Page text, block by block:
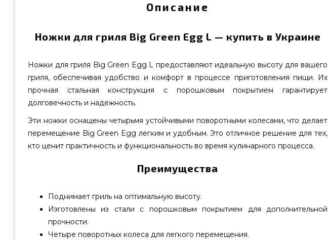
Описание
Ножки для гриля Big Green Egg L — купить в Украине
Ножки для гриля Big Green Egg L предоставляют идеальную высоту для вашего
гриля, обеспечивая удобство и комфорт в процессе приготовления пищи. Их
прочная стальная конструкция с порошковым покрытием гарантирует
долговечность и надежность.
Эти ножки оснащены четырьмя устойчивыми поворотными колесами, что делает
перемещение Big Green Egg легким и удобным. Это отличное решение для тех,
кто ценит практичность и функциональность во время кулинарного процесса.
Преимущества
Поднимает гриль на оптимальную высоту.
Изготовлены из стали с порошковым покрытием для дополнительной
прочности.
Четыре поворотных колеса для легкого перемещения.